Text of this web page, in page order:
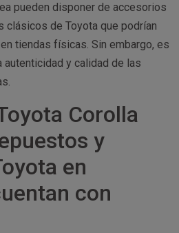
pueden disponer de accesorios
clásicos de Toyota que podrían
tiendas físicas. Sin embargo, es
autenticidad y calidad de las
Corolla
y
en
con